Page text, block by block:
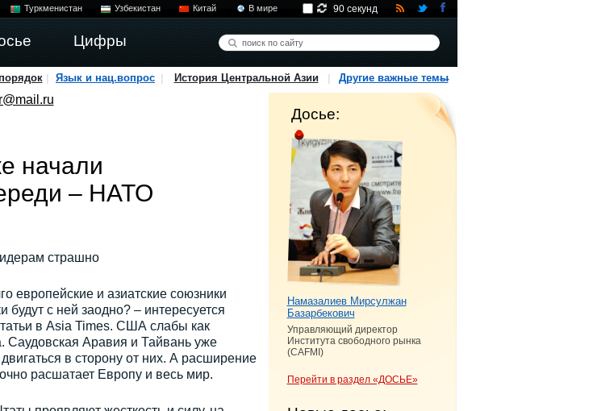
Туркменистан Узбекистан Китай В мире
Цифры
90 секунд
Язык и нац.вопрос История Центральной Азии Другие важные темы
начали
– НАТО
страшно
европейские и азиатские союзники
будут с ней заодно? – интересуется
в Asia Times. США слабы как
Саудовская Аравия и Тайвань уже
в сторону от них. А расширение
расшатает Европу и весь мир.
Досье:
Намазалиев Мирсулжан
Базарбекович
Управляющий директор
Института свободного рынка
(CAFMI)
Перейти в раздел «ДОСЬЕ»